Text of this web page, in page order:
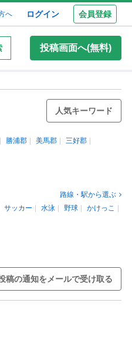
へ ログイン 会員登録
投稿画面へ(無料)
人気キーワード
勝浦郡 美馬郡
三好郡
路線・駅から選ぶ
サッカー 水泳 野球
かけっこ
稿の通知をメールで受け取る